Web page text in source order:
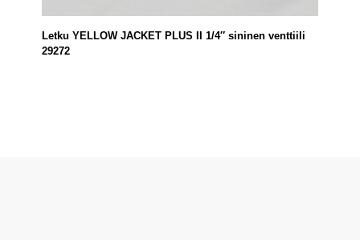
Letku YELLOW JACKET PLUS II 1/4″ sininen venttiili
29272